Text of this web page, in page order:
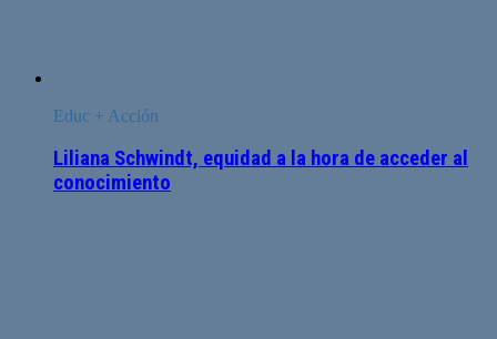
Educ + Acción
Liliana Schwindt, equidad a la hora de acceder al
conocimiento